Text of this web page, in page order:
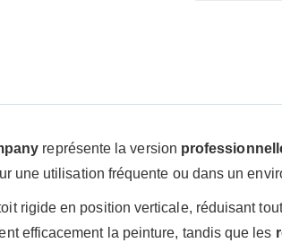
représente la version
une utilisation fréquente ou dans un
rigide en position verticale, réduisant
efficacement la peinture, tandis que les